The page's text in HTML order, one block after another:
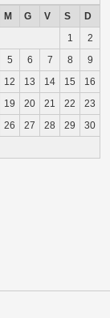
M G V S
D
1
2
5 6 7 8
9
12 13 14 15
16
19 20 21 22
23
26 27 28 29
30